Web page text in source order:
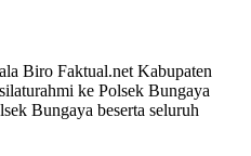
Biro Faktual.net Kabupaten
ke Polsek Bungaya
Bungaya beserta seluruh